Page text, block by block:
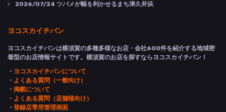
2026/07/24 ツバメが幅を利かせるまち津久井浜
ヨコスカイチバン
ヨコスカイチバンは横須賀の多種多様なお店・会社600件を紹介する地域密
着型のお店情報サイトです。横須賀のお店を探すならヨコスカイチバン！
・ ヨコスカイチバンについて
・ よくある質問（一般向け）
・ 掲載について
・ よくある質問（店舗様向け）
・ 登録店専用管理画面